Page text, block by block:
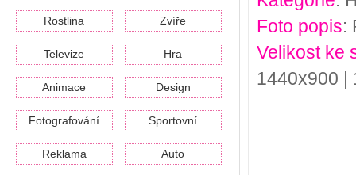
Rostlina Zvíře
Televize Hra
Animace Design
Fotografování Sportovní
Reklama Auto
Foto popis:
Velikost ke
1440x900 |